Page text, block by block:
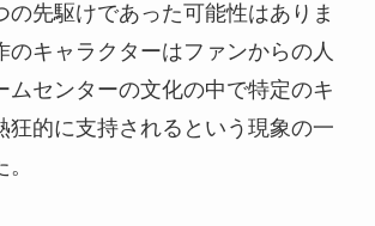
の先駆けであった可能性はありま
のキャラクターはファンからの人
ムセンターの文化の中で特定のキ
狂的に支持されるという現象の一